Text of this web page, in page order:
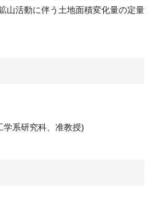
山活動に伴う土地面積変化量の定量
学系研究科、准教授)